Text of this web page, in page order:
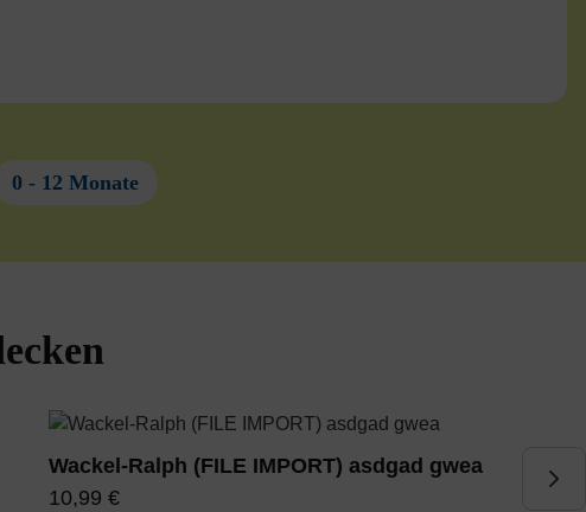
0 - 12 Monate
Wackel-Ralph (FILE IMPORT) asdgad gwea
10,99 €